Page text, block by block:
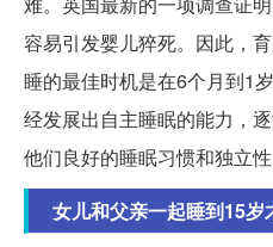
容易引发婴儿猝死。因此，
睡的最佳时机是在6个月到1
经发展出自主睡眠的能力，
他们良好的睡眠习惯和独立性
女儿和父亲一起睡到15